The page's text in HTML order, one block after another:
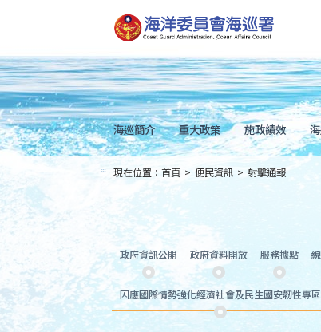
到
主
內
容
Skip
to
main
content
海巡簡介 重大政策 施政績效
::: 現在位置： 首頁 > 便民資訊 > 射擊通報
政府資訊公開 政府資料開放 服務據點
因應國際情勢強化經濟社會及民生國安韌性專區